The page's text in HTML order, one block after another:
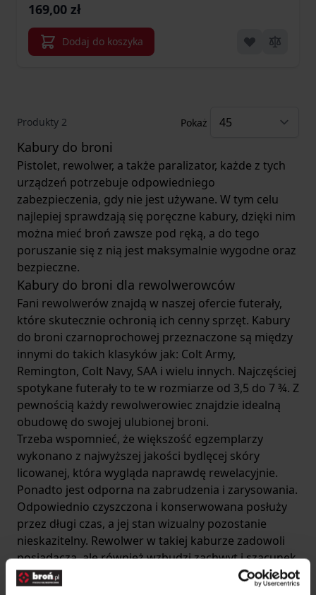
169,00 zł
Dodaj do koszyka
Produkty 2 Pokaż
Kabury do broni
Pistolet, rewolwer, a także paralizator, każde z tych
urządzeń potrzebuje odpowiedniego
zabezpieczenia, gdy nie jest używane. W tym celu
najlepiej sprawdzają się poręczne kabury, dzięki nim
można mieć broń zawsze pod ręką, a do tego
poruszanie się z nią jest maksymalnie wygodne oraz
bezpieczne.
Kabury do broni dla rewolwerowców
Fani rewolwerów znajdą w naszej ofercie futerały,
które skutecznie ochronią ich cenny sprzęt. Kabury
do broni czarnoprochowej przeznaczone są między
innymi do takich klasyków jak: Colt Army,
Remington, Colt Navy, SAA i wielu innych. Najczęściej
spotykane futerały to te w rozmiarze od 3,5 do 7 ¾. Z
pewnością każdy rewolwerowiec znajdzie idealną
obudowę do swojej ulubionej broni.
Trzeba wspomnieć, że większość egzemplarzy
wykonano z najwyższej jakości bydlęcej skóry
licowanej, która wygląda naprawdę rewelacyjnie.
Ponadto jest odporna na zabrudzenia i zarysowania.
Odpowiednio czyszczona i konserwowana posłuży
przez długi czas, a jej stan wizualny pozostanie
nieskazitelny. Rewolwer w takiej kaburze zadowoli
posiadacza, ale również wzbudzi zachwyt i szacunek
u osób postronnych.